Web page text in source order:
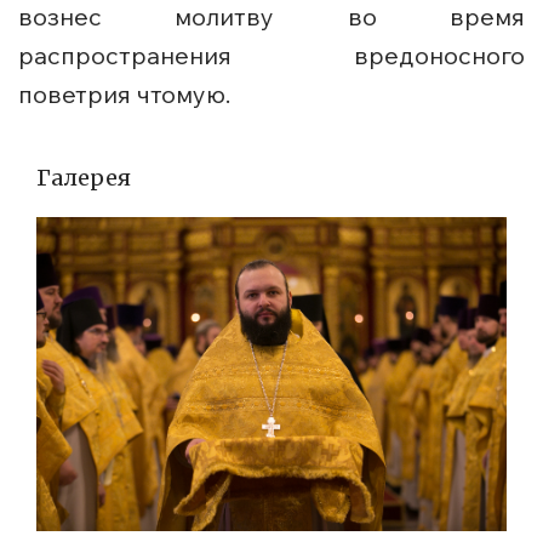
вознес молитву во время
распространения вредоносного
поветрия чтомую.
Галерея